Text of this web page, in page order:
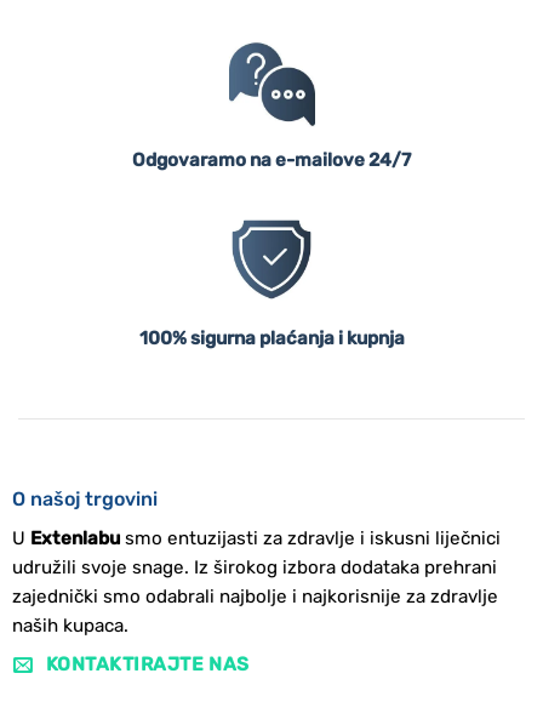
Odgovaramo na e-mailove 24/7
100% sigurna plaćanja i kupnja
O našoj trgovini
U Extenlabusmo entuzijasti za zdravlje i iskusni liječnici
udružili svoje snage. Iz širokog izbora dodataka prehrani
zajednički smo odabrali najbolje i najkorisnije za zdravlje
naših kupaca.
KONTAKTIRAJTE NAS